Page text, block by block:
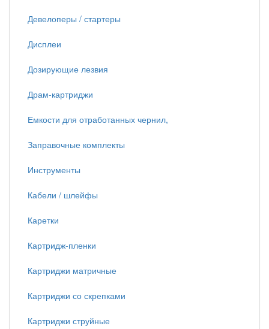
Девелоперы / стартеры
Дисплеи
Дозирующие лезвия
Драм-картриджи
Емкости для отработанных чернил,
Заправочные комплекты
Инструменты
Кабели / шлейфы
Каретки
Картридж-пленки
Картриджи матричные
Картриджи со скрепками
Картриджи струйные